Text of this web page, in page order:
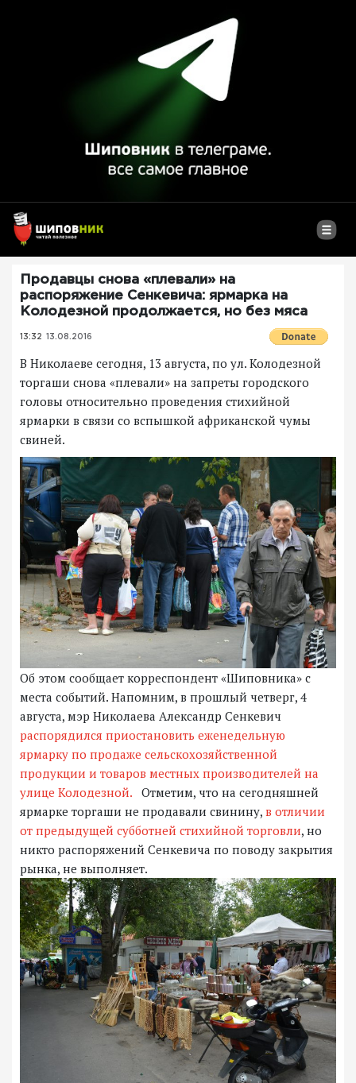
Продавцы снова «плевали» на
распоряжение Сенкевича: ярмарка на
Колодезной продолжается, но без мяса
13:32 13.08.2016
В Николаеве сегодня, 13 августа, по ул. Колодезной
торгаши снова «плевали» на запреты городского
головы относительно проведения стихийной
ярмарки в связи со вспышкой африканской чумы
свиней.
Об этом сообщает корреспондент «Шиповника» с
места событий. Напомним, в прошлый четверг, 4
августа, мэр Николаева Александр Сенкевич
распорядился приостановить еженедельную
ярмарку по продаже сельскохозяйственной
продукции и товаров местных производителей на
улице Колодезной. Отметим, что на сегодняшней
ярмарке торгаши не продавали свинину, в отличии
от предыдущей субботней стихийной торговли, но
никто распоряжений Сенкевича по поводу закрытия
рынка, не выполняет.